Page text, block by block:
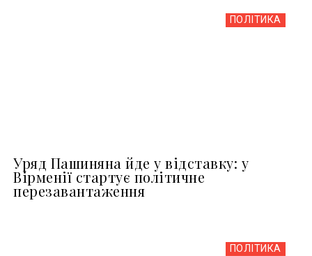
ПОЛІТИКА
Уряд Пашиняна йде у відставку: у
Вірменії стартує політичне
перезавантаження
ПОЛІТИКА